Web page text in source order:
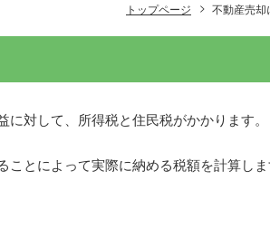
トップページ 不動産売却
対して、所得税と住民税がかかります。
とによって実際に納める税額を計算しま